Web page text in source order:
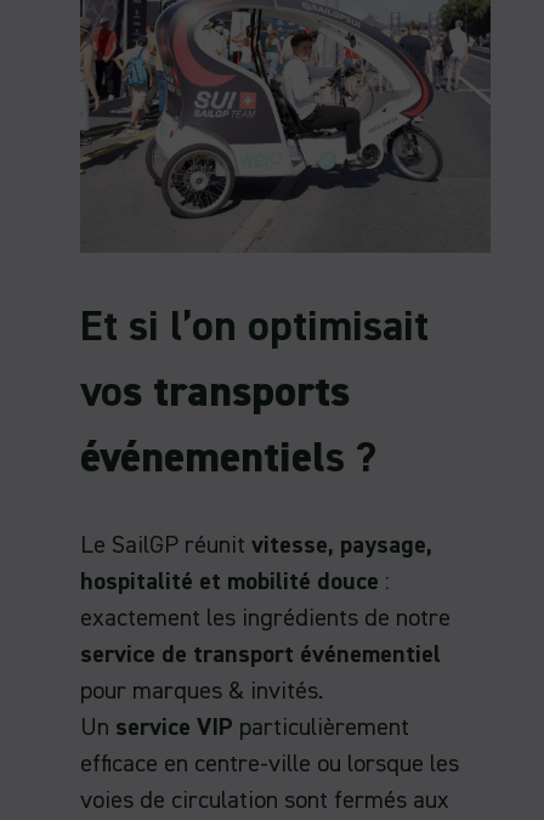
Et si l’on optimisait
vos transports
événementiels ?
Le SailGP réunit vitesse, paysage,
hospitalité et mobilité douce :
exactement les ingrédients de notre
service de transport événementiel
pour marques & invités.
Un service VIP particulièrement
efficace en centre-ville ou lorsque les
voies de circulation sont fermés aux